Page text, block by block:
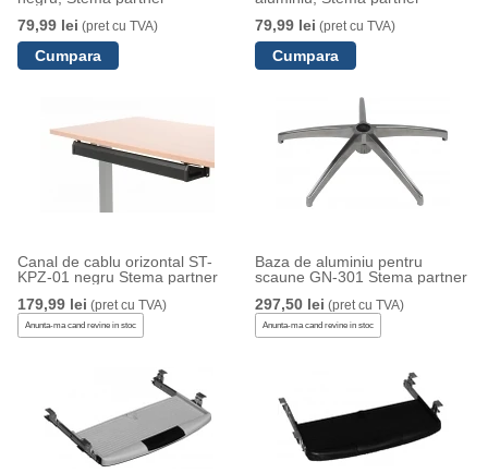
79,99 lei (pret cu TVA)
79,99 lei (pret cu TVA)
Canal de cablu orizontal ST-
KPZ-01 negru Stema partner
179,99 lei (pret cu TVA)
Anunta-ma cand revine in stoc
Baza de aluminiu pentru
scaune GN-301 Stema partner
297,50 lei (pret cu TVA)
Anunta-ma cand revine in stoc